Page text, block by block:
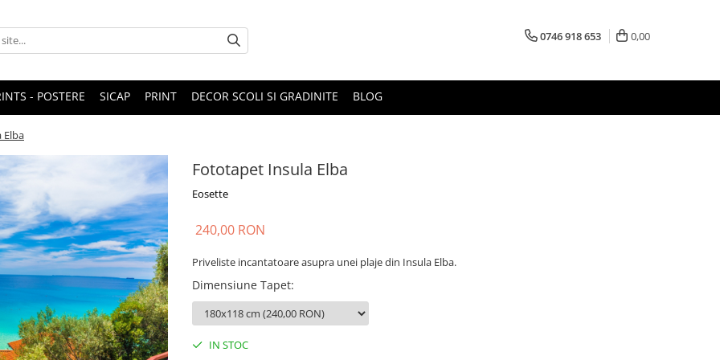
0746 918 653 0,00
- POSTERE SICAP PRINT DECOR SCOLI SI GRADINITE BLOG
Elba
Fototapet Insula Elba
Eosette
240,00 RON
Priveliste incantatoare asupra unei plaje din Insula Elba.
Dimensiune Tapet:
IN STOC